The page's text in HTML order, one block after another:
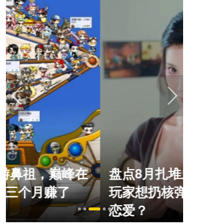
盘点8月扎堆上线的影游：
玩家想扔核弹，结果只能谈
恋爱？